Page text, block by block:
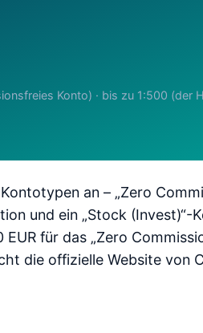
Konto) · bis zu 1:500
an – „Zero
und ein „Stock (Invest)“-
für das „Zero
die offizielle Website von